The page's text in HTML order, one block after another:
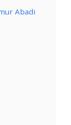
Abadi